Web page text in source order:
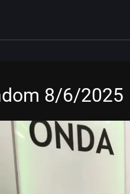
8/6/2025